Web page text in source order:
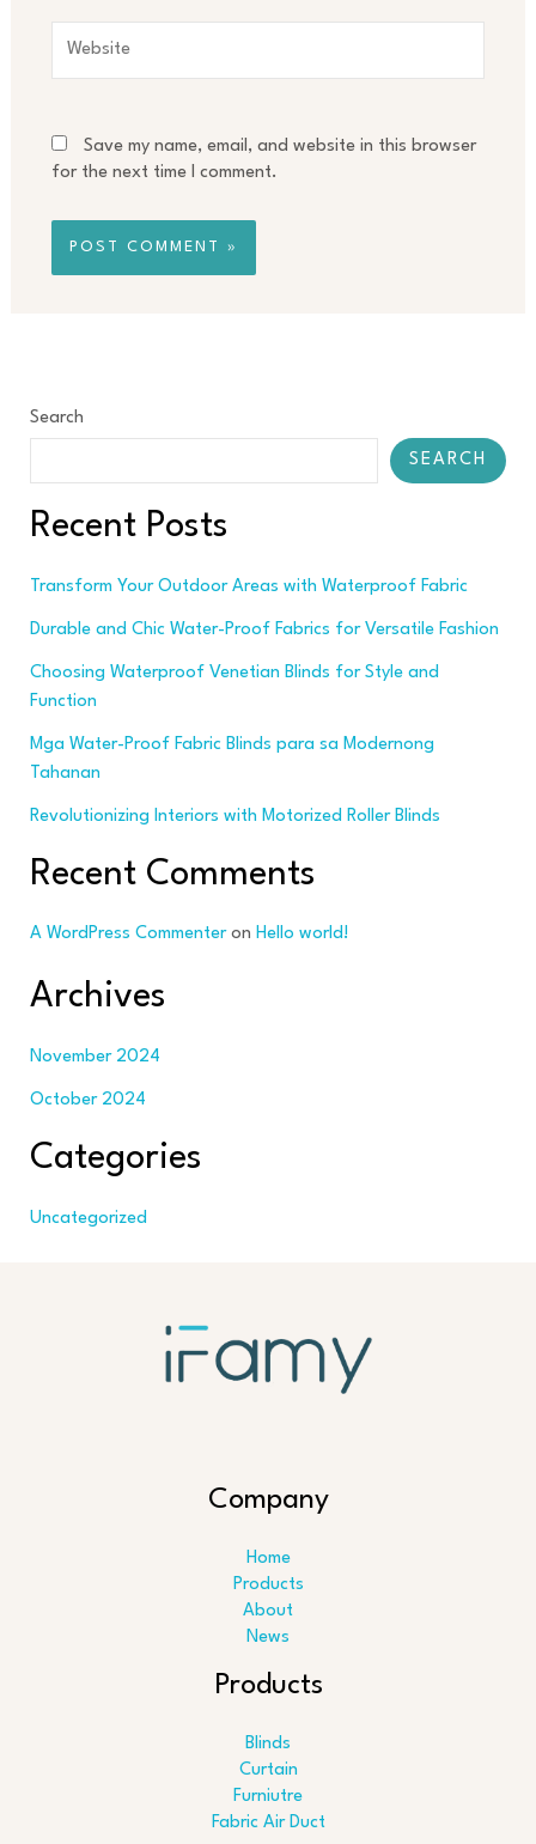
Save my name, email, and website in this browser
for the next time I comment.
Search
SEARCH
Recent Posts
Transform Your Outdoor Areas with Waterproof Fabric
Durable and Chic Water-Proof Fabrics for Versatile Fashion
Choosing Waterproof Venetian Blinds for Style and
Function
Mga Water-Proof Fabric Blinds para sa Modernong
Tahanan
Revolutionizing Interiors with Motorized Roller Blinds
Recent Comments
A WordPress Commenteron Hello world!
Archives
November 2024
October 2024
Categories
Uncategorized
Company
Home
Products
About
News
Products
Blinds
Curtain
Furniutre
Fabric Air Duct